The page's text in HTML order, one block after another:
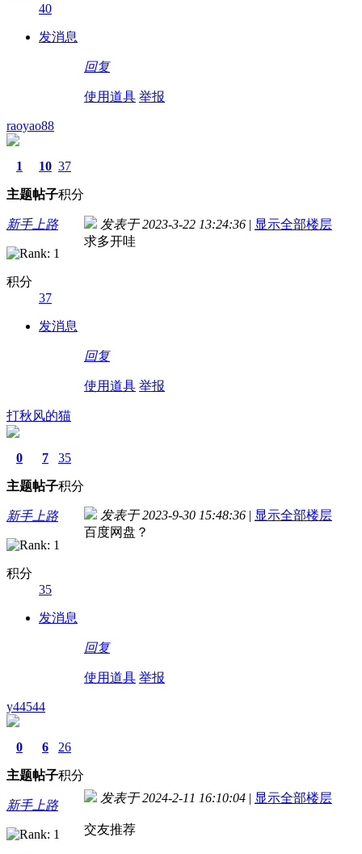
40
发消息
回复
使用道具 举报
raoyao88
1
主题
10
帖子
37
积分
新手上路
积分
37
发消息
发表于 2023-3-22 13:24:36 | 显示全部楼层
求多开哇
回复
使用道具 举报
打秋风的猫
0
主题
7
帖子
35
积分
新手上路
积分
35
发消息
发表于 2023-9-30 15:48:36 | 显示全部楼层
百度网盘？
回复
使用道具 举报
y44544
0
主题
6
帖子
26
积分
新手上路
发表于 2024-2-11 16:10:04 | 显示全部楼层
交友推荐